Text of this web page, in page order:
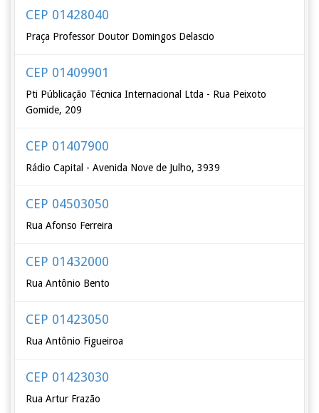
CEP 01428040
Praça Professor Doutor Domingos Delascio
CEP 01409901
Pti Públicação Técnica Internacional Ltda - Rua Peixoto
Gomide, 209
CEP 01407900
Rádio Capital - Avenida Nove de Julho, 3939
CEP 04503050
Rua Afonso Ferreira
CEP 01432000
Rua Antônio Bento
CEP 01423050
Rua Antônio Figueiroa
CEP 01423030
Rua Artur Frazão